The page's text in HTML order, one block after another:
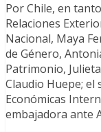
Por Chile, en
Relaciones
Nacional, Maya
de Género,
Patrimonio,
Claudio Huepe; el
Económicas
embajadora ante